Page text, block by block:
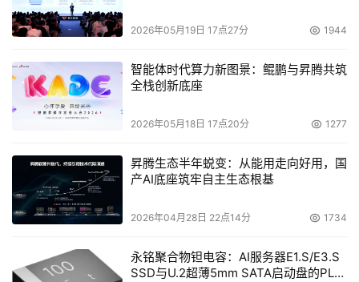
2026年05月19日 17点27分 1944
智能体时代算力新图景：鲲鹏与昇腾共筑
全栈创新底座
2026年05月18日 17点20分 1277
昇腾生态半年蜕变：从能用走向好用，国
产AI底座筑牢自主生态根基
2026年04月28日 22点14分 1734
永铭聚合物钽电容：AI服务器E1.S/E3.S
SSD与U.2超薄5mm SATA启动盘的PLP